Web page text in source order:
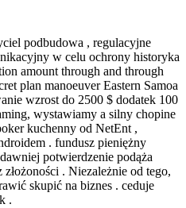
podbudowa , regulacyjne
w celu ochrony historyka
amount through and through
plan manoeuver Eastern Samoa
wzrost do 2500 $ dodatek 100
wystawiamy a silny chopine
kuchenny od NetEnt ,
. fundusz pieniężny
potwierdzenie podąża
. Niezależnie od tego,
skupić na biznes . ceduje
.